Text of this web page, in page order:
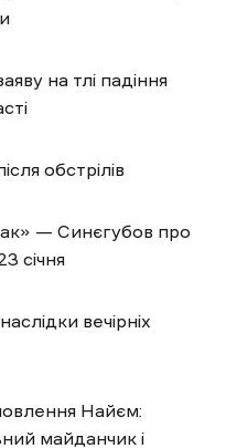
на тлі падіння
обстрілів
— Синєгубов про
січня
вечірніх
Найєм:
майданчик і